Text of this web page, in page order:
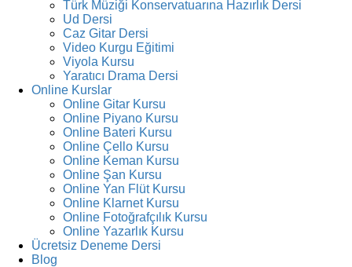
Türk Müziği Konservatuarına Hazırlık Dersi
Ud Dersi
Caz Gitar Dersi
Video Kurgu Eğitimi
Viyola Kursu
Yaratıcı Drama Dersi
Online Kurslar
Online Gitar Kursu
Online Piyano Kursu
Online Bateri Kursu
Online Çello Kursu
Online Keman Kursu
Online Şan Kursu
Online Yan Flüt Kursu
Online Klarnet Kursu
Online Fotoğrafçılık Kursu
Online Yazarlık Kursu
Ücretsiz Deneme Dersi
Blog